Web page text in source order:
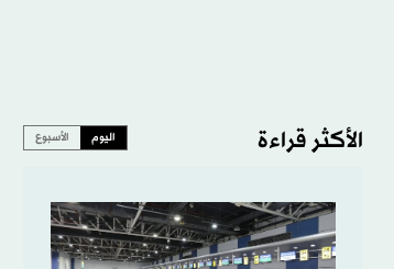
الأكثر قراءة اليوم الأسبوع